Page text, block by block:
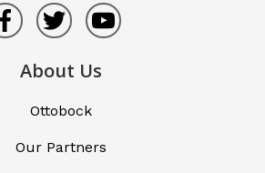
About Us
Ottobock
Our Partners